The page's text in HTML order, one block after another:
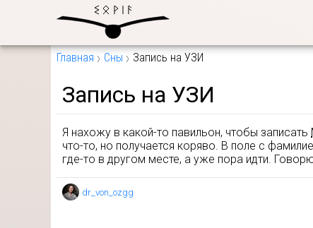
Главная Сны Запись на УЗИ
Запись на УЗИ
Я нахожу в какой-то павильон, чтобы записать
что-то, но получается коряво. В поле с
где-то в другом месте, а уже пора идти.
dr_von_ozgg